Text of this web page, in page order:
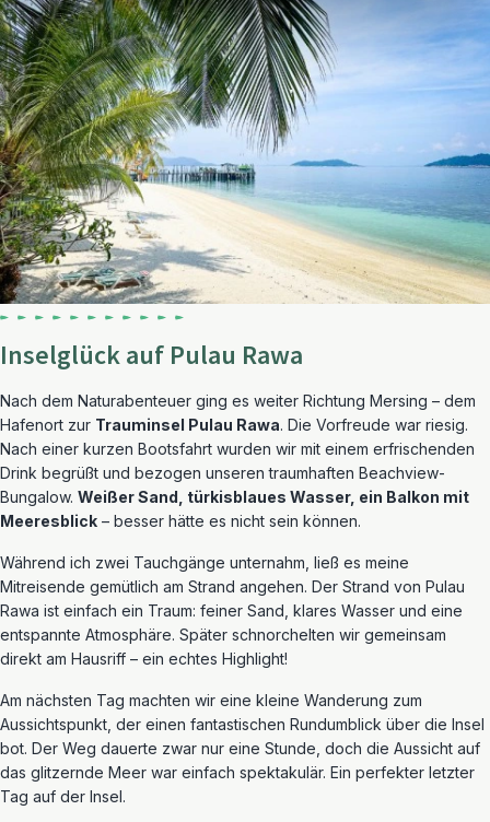
Inselglück auf Pulau Rawa
Nach dem Naturabenteuer ging es weiter Richtung Mersing – dem
Hafenort zur Trauminsel Pulau Rawa. Die Vorfreude war riesig.
Nach einer kurzen Bootsfahrt wurden wir mit einem erfrischenden
Drink begrüßt und bezogen unseren traumhaften Beachview-
Bungalow. Weißer Sand, türkisblaues Wasser, ein Balkon mit
Meeresblick – besser hätte es nicht sein können.
Während ich zwei Tauchgänge unternahm, ließ es meine
Mitreisende gemütlich am Strand angehen. Der Strand von Pulau
Rawa ist einfach ein Traum: feiner Sand, klares Wasser und eine
entspannte Atmosphäre. Später schnorchelten wir gemeinsam
direkt am Hausriff – ein echtes Highlight!
Am nächsten Tag machten wir eine kleine Wanderung zum
Aussichtspunkt, der einen fantastischen Rundumblick über die Insel
bot. Der Weg dauerte zwar nur eine Stunde, doch die Aussicht auf
das glitzernde Meer war einfach spektakulär. Ein perfekter letzter
Tag auf der Insel.